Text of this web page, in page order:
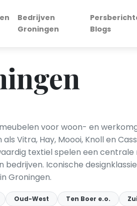
Bedrijven
Groningen
Blogs
voor woon- en
Vitra, Hay, Moooi, Knoll en
textiel spelen een
Iconische
Groningen.
Oud-West Ten Boer e.o.